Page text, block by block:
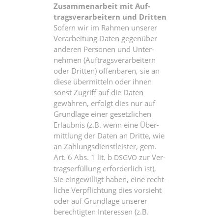
Zusam­men­ar­beit mit Auf­
trags­ver­ar­bei­tern und Dritten
Sofern wir im Rah­men unse­rer
Ver­ar­bei­tung Daten gegen­über
ande­ren Per­so­nen und Unter­
neh­men (Auf­trags­ver­ar­bei­tern
oder Drit­ten) offen­ba­ren, sie an
die­se über­mit­teln oder ihnen
sonst Zugriff auf die Daten
gewäh­ren, erfolgt dies nur auf
Grund­la­ge einer gesetz­li­chen
Erlaub­nis (z.B. wenn eine Über­
mitt­lung der Daten an Drit­te, wie
an Zah­lungs­dienst­leis­ter, gem.
Art. 6 Abs. 1 lit. b DSGVO zur Ver­
trags­er­fül­lung erfor­der­lich ist),
Sie ein­ge­wil­ligt haben, eine recht­
li­che Ver­pflich­tung dies vor­sieht
oder auf Grund­la­ge unse­rer
berech­tig­ten Inter­es­sen (z.B.